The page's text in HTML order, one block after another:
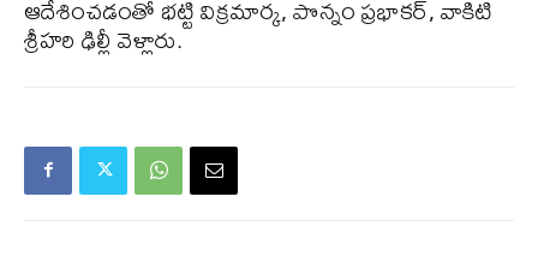
ఆదేశించడంతో భట్టి విక్రమార్క, పొన్నం ప్రభాకర్, వాకిటి
శ్రీహరి ఢిల్లీ వెళ్లారు.